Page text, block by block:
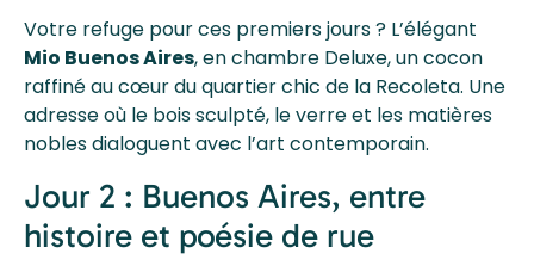
Votre refuge pour ces premiers jours ? L’élégant
Mio Buenos Aires, en chambre Deluxe, un cocon
raffiné au cœur du quartier chic de la Recoleta. Une
adresse où le bois sculpté, le verre et les matières
nobles dialoguent avec l’art contemporain.
Jour 2 : Buenos Aires, entre
histoire et poésie de rue